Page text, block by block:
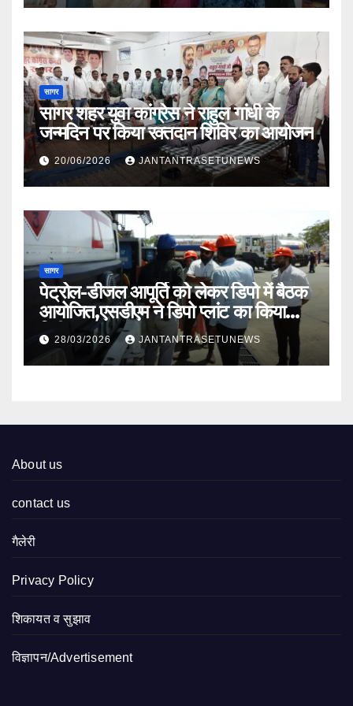
सागर
सागर शहर युवा कांग्रेस ने राहुल गांधी के
जन्मदिन पर किया रक्तदान शिविर का आयोजन
20/06/2026 JANTANTRASETUNEWS
सागर
पेट्रोल-डीजल आपूर्ति को लेकर डिपो में बैठक
आयोजित,एसडीएम ने डिपो प्लांट का किया
निरीक्षण
28/03/2026 JANTANTRASETUNEWS
About us
contact us
गैलेरी
Privacy Policy
शिकायत व सुझाव
विज्ञापन/Advertisement